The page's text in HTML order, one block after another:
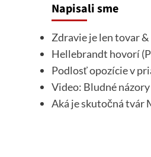
Napisali sme
Zdravie je len tovar
Hellebrandt hovorí
Podlosť opozície v
Video: Bludné
Aká je skutočná tvár